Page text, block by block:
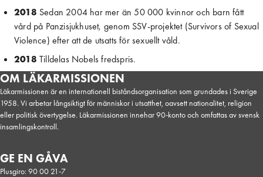
2018 Sedan 2004 har mer än 50 000 kvinnor och barn fått
vård på Panzisjukhuset, genom SSV-projektet (Survivors of Sexual
Violence) efter att de utsatts för sexuellt våld.
2018 Tilldelas Nobels fredspris.
OM LÄKARMISSIONEN
Läkarmissionen är en internationell biståndsorganisation som grundades i Sverige
1958. Vi arbetar långsiktigt för människor i utsatthet, oavsett nationalitet, religion
eller politisk övertygelse. Läkarmissionen innehar 90-konto och omfattas av svensk
insamlingskontroll.
GE EN GÅVA
Plusgiro: 90 00 21-7